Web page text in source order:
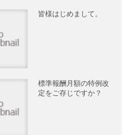
皆様はじめまして。
標準報酬月額の特例改
定をご存じですか？